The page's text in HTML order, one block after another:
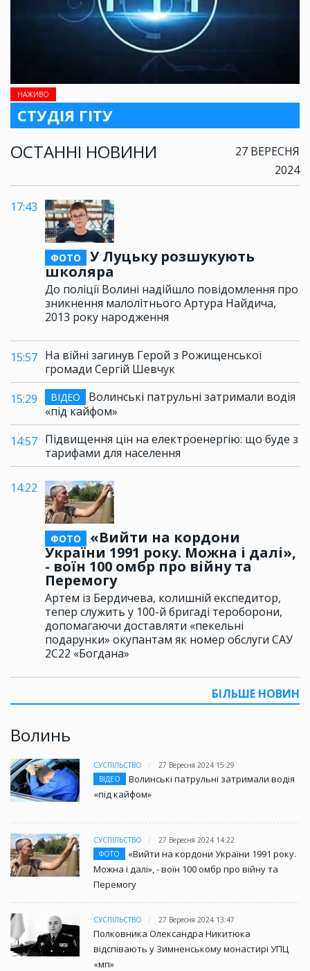
НАЖИВО
СТУДІЯ ГІТУ
ОСТАННІ НОВИНИ
27 ВЕРЕСНЯ
2024
17:43
ФОТО
У Луцьку розшукують
школяра
До поліції Волині надійшло повідомлення про
зникнення малолітнього Артура Найдича,
2013 року народження
15:57 На війні загинув Герой з Рожищенської
громади Сергій Шевчук
15:29
ВІДЕО
Волинські патрульні затримали водія
«під кайфом»
14:57 Підвищення цін на електроенергію: що буде з
тарифами для населення
14:22
ФОТО
«Вийти на кордони
України 1991 року. Можна і далі»,
- воїн 100 омбр про війну та
Перемогу
Артем із Бердичева, колишній експедитор,
тепер служить у 100-й бригаді тероборони,
допомагаючи доставляти «пекельні
подарунки» окупантам як номер обслуги САУ
2С22 «Богдана»
БІЛЬШЕ НОВИН
Волинь
СУСПІЛЬСТВО
27 Вересня 2024 15:29
ВІДЕО
Волинські патрульні затримали водія
«під кайфом»
СУСПІЛЬСТВО
27 Вересня 2024 14:22
ФОТО
«Вийти на кордони України 1991 року.
Можна і далі», - воїн 100 омбр про війну та
Перемогу
СУСПІЛЬСТВО 27 Вересня 2024 13:47
Полковника Олександра Никитюка
відспівають у Зимненському монастирі УПЦ
«мп»